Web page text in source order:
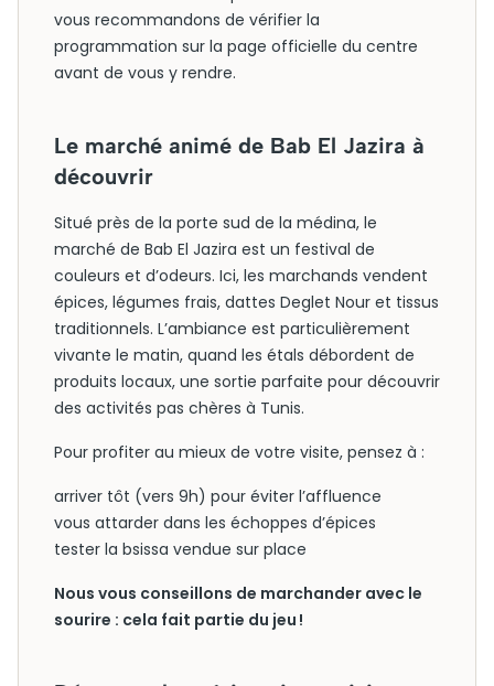
vous recommandons de vérifier la
programmation sur la page officielle du centre
avant de vous y rendre.
Le marché animé de Bab El Jazira à
découvrir
Situé près de la porte sud de la médina, le
marché de Bab El Jazira est un festival de
couleurs et d’odeurs. Ici, les marchands vendent
épices, légumes frais, dattes Deglet Nour et tissus
traditionnels. L’ambiance est particulièrement
vivante le matin, quand les étals débordent de
produits locaux, une sortie parfaite pour découvrir
des activités pas chères à Tunis.
Pour profiter au mieux de votre visite, pensez à :
arriver tôt (vers 9h) pour éviter l’affluence
vous attarder dans les échoppes d’épices
tester la bsissa vendue sur place
Nous vous conseillons de marchander avec le
sourire : cela fait partie du jeu !